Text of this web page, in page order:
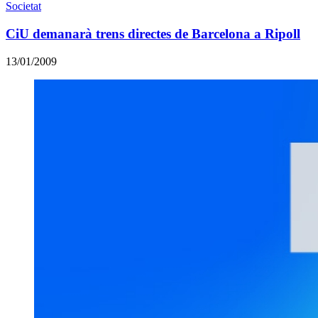
Societat
CiU demanarà trens directes de Barcelona a Ripoll
13/01/2009